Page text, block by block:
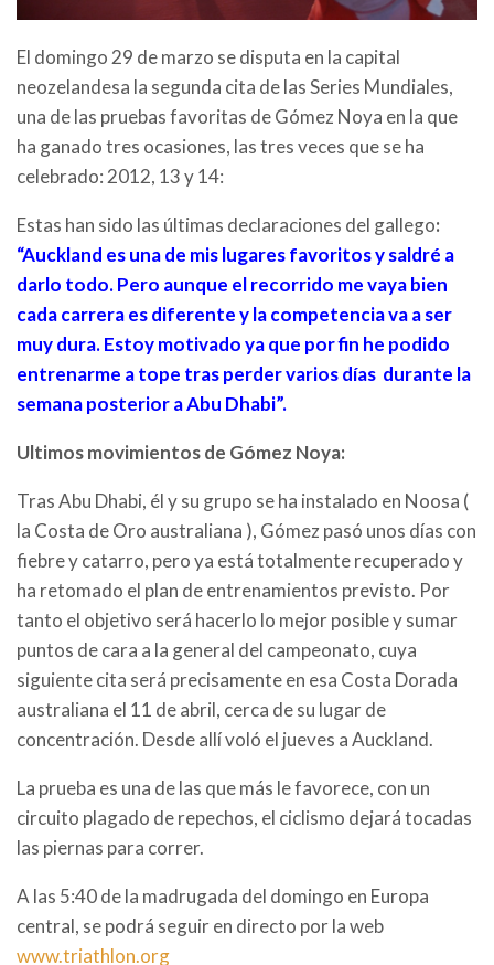
El domingo 29 de marzo se disputa en la capital
neozelandesa la segunda cita de las Series Mundiales,
una de las pruebas favoritas de Gómez Noya en la que
ha ganado tres ocasiones, las tres veces que se ha
celebrado: 2012, 13 y 14:
Estas han sido las últimas declaraciones del gallego:
“Auckland es una de mis lugares favoritos y saldré a
darlo todo. Pero aunque el recorrido me vaya bien
cada carrera es diferente y la competencia va a ser
muy dura. Estoy motivado ya que por fin he podido
entrenarme a tope tras perder varios días durante la
semana posterior a Abu Dhabi”.
Ultimos movimientos de Gómez Noya:
Tras Abu Dhabi, él y su grupo se ha instalado en Noosa (
la Costa de Oro australiana ), Gómez pasó unos días con
fiebre y catarro, pero ya está totalmente recuperado y
ha retomado el plan de entrenamientos previsto. Por
tanto el objetivo será hacerlo lo mejor posible y sumar
puntos de cara a la general del campeonato, cuya
siguiente cita será precisamente en esa Costa Dorada
australiana el 11 de abril, cerca de su lugar de
concentración. Desde allí voló el jueves a Auckland.
La prueba es una de las que más le favorece, con un
circuito plagado de repechos, el ciclismo dejará tocadas
las piernas para correr.
A las 5:40 de la madrugada del domingo en Europa
central, se podrá seguir en directo por la web
www.triathlon.org